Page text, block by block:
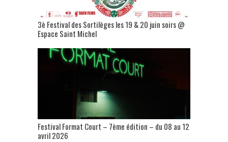
3è Festival des Sortilèges les 19 & 20 juin soirs @
Espace Saint Michel
Festival Format Court – 7ème édition – du 08 au 12
avril 2026